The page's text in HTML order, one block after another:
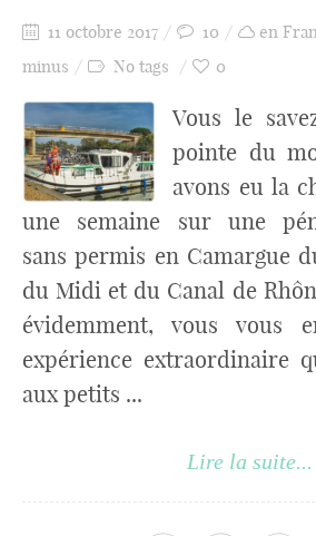
11 octobre 2017 10 en
minus
No tags 0
Vous le
pointe du
avons eu la
une semaine sur une
sans permis en Camargue
du Midi et du Canal de
évidemment, vous vous
expérience extraordinaire
aux petits ...
Lire la suite...